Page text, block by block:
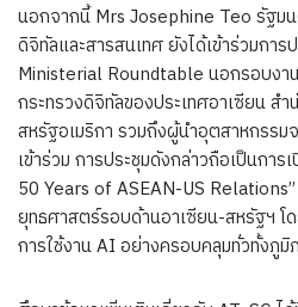
นอกจากนี้ Mrs Josephine Teo รัฐม
ดิจิทัลและสารสนเทศ ยังได้เข้าร่วมการ
Ministerial Roundtable นอกรอบงา
กระทรวงดิจิทัลของประเทศอาเซียน ส
สหรัฐอเมริกา รวมถึงผู้นำอุตสาหกรร
เข้าร่วม การประชุมดังกล่าวถือเป็นกา
50 Years of ASEAN-US
ยุทธศาสตร์รอบด้านอาเซียน-สหรัฐฯ
การใช้งาน AI อย่างครอบคลุมทั่วทั้งภูมิ